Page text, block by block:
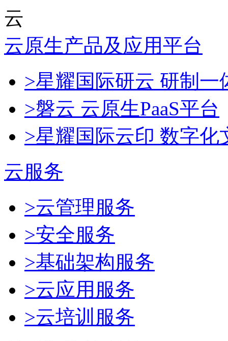
云
云原生产品及应用平台
>星耀国际研云 研制
>磐云 云原生PaaS平台
>星耀国际云印 数字化
云服务
>云管理服务
>安全服务
>基础架构服务
>云应用服务
>云培训服务